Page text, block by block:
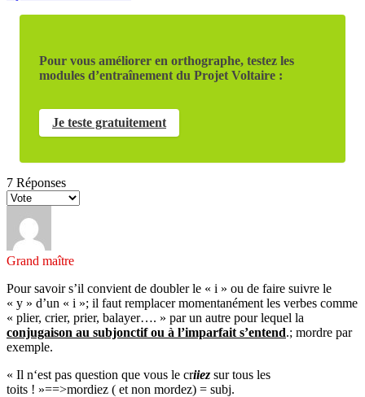
Pour vous améliorer en orthographe, testez les
modules d’entraînement du Projet Voltaire :
Je teste gratuitement
7 Réponses
Grand maître
Pour savoir s’il convient de doubler le « i » ou de faire suivre le
« y » d’un « i »; il faut remplacer momentanément les verbes comme
« plier, crier, prier, balayer…. » par un autre pour lequel la
conjugaison au subjonctif ou à l’imparfait s’entend.; mordre par
exemple.
« Il n‘est pas question que vous le criiez sur tous les
toits ! »==>mordiez ( et non mordez) = subj.